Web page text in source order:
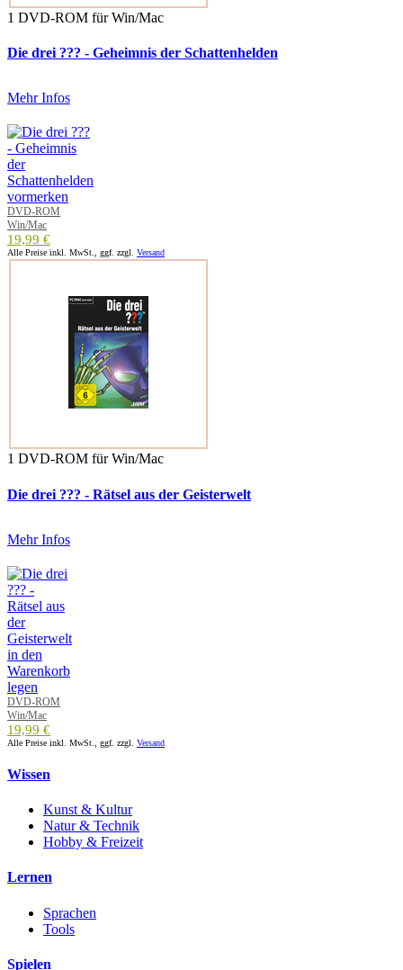
1 DVD-ROM für Win/Mac
Die drei ??? - Geheimnis der Schattenhelden
Mehr Infos
DVD-ROM
Win/Mac
19,99 €
Alle Preise inkl. MwSt., ggf. zzgl. Versand
1 DVD-ROM für Win/Mac
Die drei ??? - Rätsel aus der Geisterwelt
Mehr Infos
DVD-ROM
Win/Mac
19,99 €
Alle Preise inkl. MwSt., ggf. zzgl. Versand
Wissen
Kunst & Kultur
Natur & Technik
Hobby & Freizeit
Lernen
Sprachen
Tools
Spielen